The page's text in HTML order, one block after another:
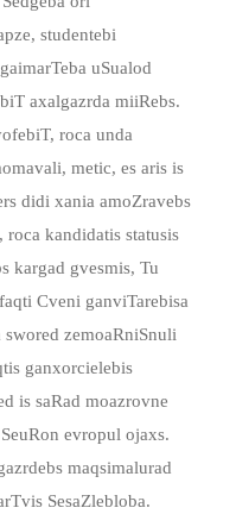
studentebi
uSualod
axalgazrda miiRebs.
roca unda
metic, es aris is
didi xania amoZravebs
kandidatis statusis
kargad gvesmis, Tu
Cveni ganviTarebisa
zemoaRniSnuli
ganxorcielebis
is saRad moazrovne
evropul ojaxs.
maqsimalurad
SesaZlebloba.